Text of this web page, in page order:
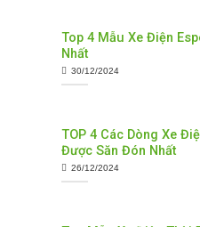
Top 4 Mẫu Xe Điện
Nhất
30/12/2024
TOP 4 Các Dòng Xe
Được Săn Đón Nhất
26/12/2024